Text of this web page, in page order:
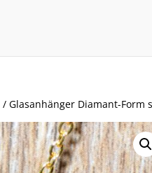
/ Glasanhänger Diamant-